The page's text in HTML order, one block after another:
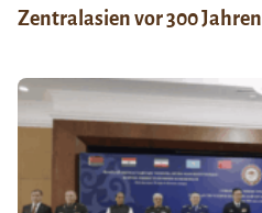
Zentralasien vor 300 Jahren